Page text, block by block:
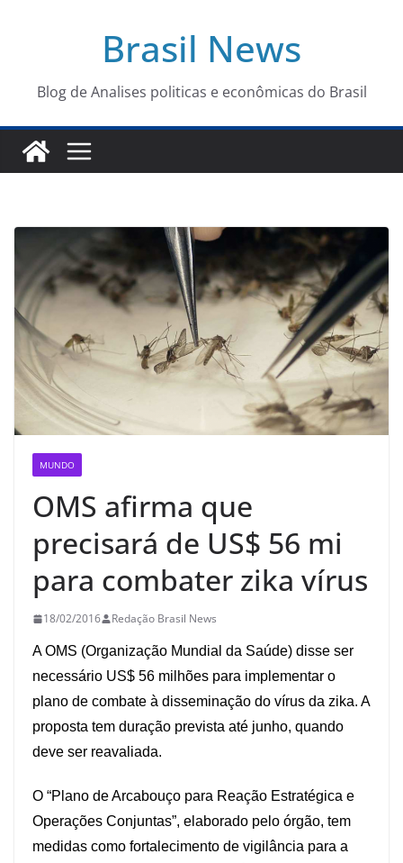
conteúdo
Brasil News
Blog de Analises politicas e econômicas do Brasil
MUNDO
OMS afirma que
precisará de US$ 56 mi
para combater zika vírus
18/02/2016 Redação Brasil News
A OMS (Organização Mundial da Saúde) disse ser
necessário US$ 56 milhões para implementar o
plano de combate à disseminação do vírus da zika. A
proposta tem duração prevista até junho, quando
deve ser reavaliada.
O “Plano de Arcabouço para Reação Estratégica e
Operações Conjuntas”, elaborado pelo órgão, tem
medidas como fortalecimento de vigilância para a